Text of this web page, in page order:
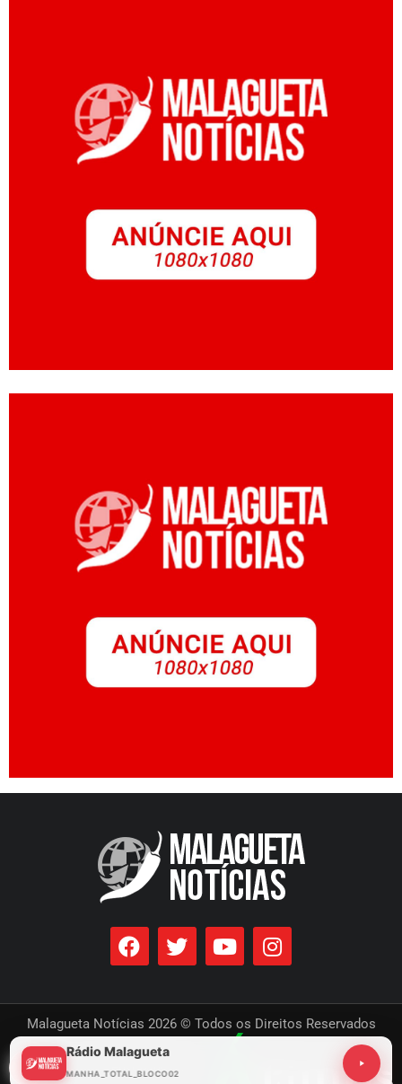
Malagueta Notícias 2026 © Todos os Direitos Reservados
Desenvolvido por
Rádio Malagueta
MANHA_TOTAL_BLOCO02